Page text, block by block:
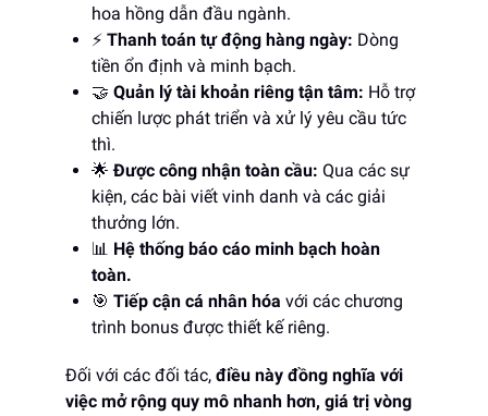
hoa hồng dẫn đầu ngành.
⚡ Thanh toán tự động hàng ngày: Dòng
tiền ổn định và minh bạch.
🤝 Quản lý tài khoản riêng tận tâm: Hỗ trợ
chiến lược phát triển và xử lý yêu cầu tức
thì.
🌟Được công nhận toàn cầu: Qua các sự
kiện, các bài viết vinh danh và các giải
thưởng lớn.
📊 Hệ thống báo cáo minh bạch hoàn
toàn.
🎯 Tiếp cận cá nhân hóa với các chương
trình bonus được thiết kế riêng.
Đối với các đối tác, điều này đồng nghĩa với
việc mở rộng quy mô nhanh hơn, giá trị vòng